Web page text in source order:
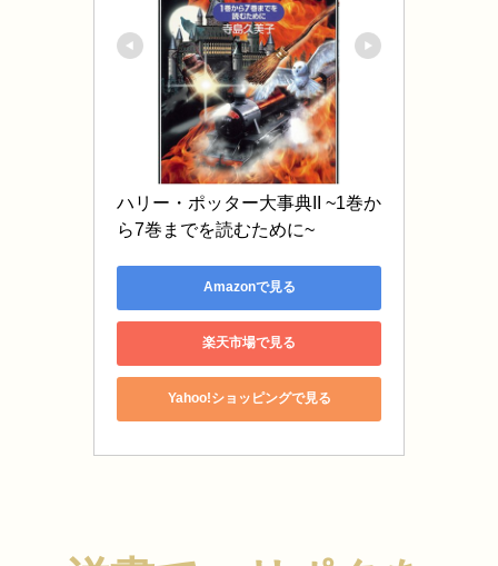
ハリー・ポッター大事典II ~1巻か
ら7巻までを読むために~
Amazonで見る
楽天市場で見る
Yahoo!ショッピングで見る